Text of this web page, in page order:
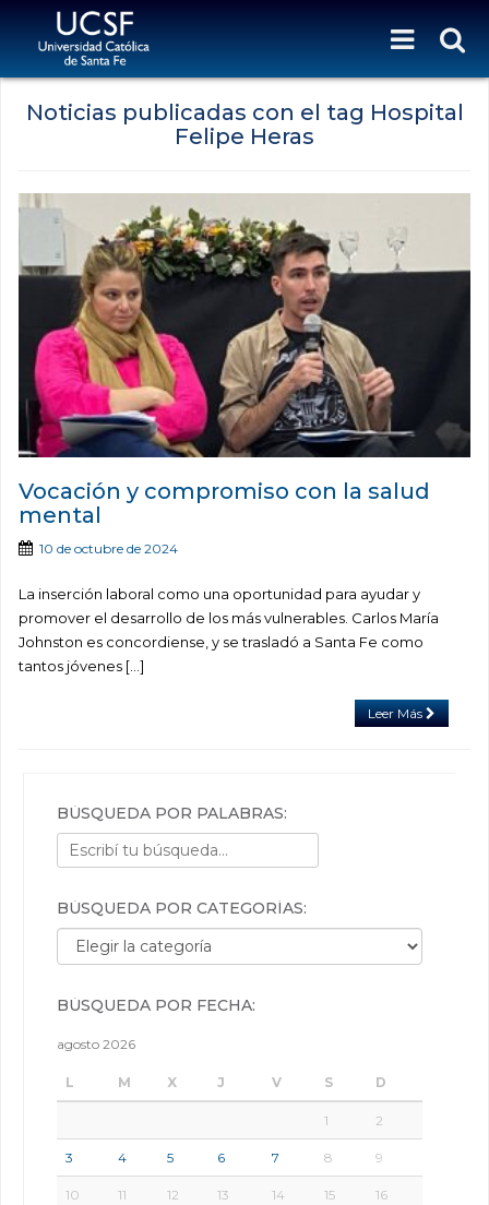
Noticias publicadas con el tag Hospital
Felipe Heras
Vocación y compromiso con la salud
mental
10 de octubre de 2024
La inserción laboral como una oportunidad para ayudar y
promover el desarrollo de los más vulnerables. Carlos María
Johnston es concordiense, y se trasladó a Santa Fe como
tantos jóvenes […]
Leer Más
BÚSQUEDA POR PALABRAS:
BÚSQUEDA POR CATEGORÍAS:
Búsqueda por categorías:
BÚSQUEDA POR FECHA:
agosto 2026
L M X J V S D
1 2
3 4 5 6 7 8 9
10 11 12 13 14 15 16